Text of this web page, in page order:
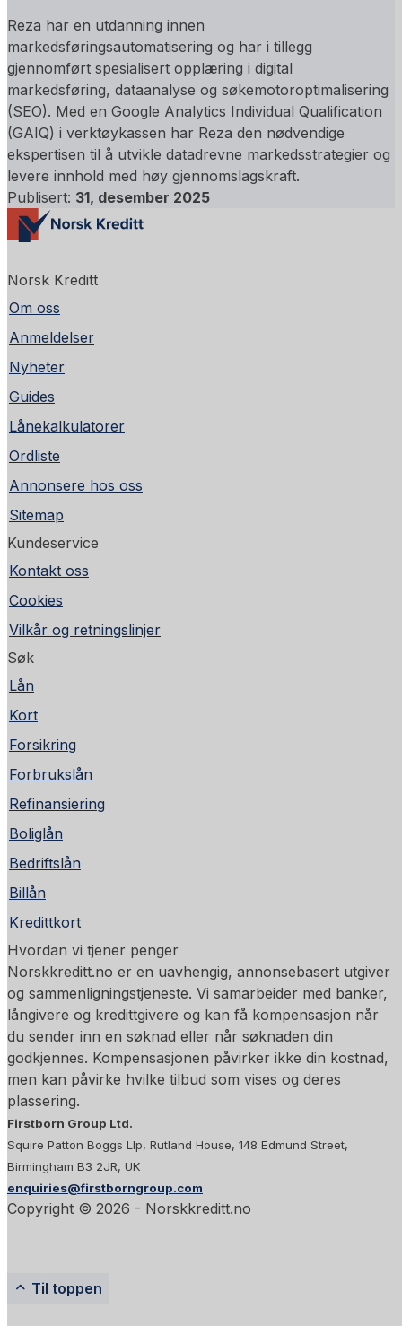
Reza har en utdanning innen
markedsføringsautomatisering og har i tillegg
gjennomført spesialisert opplæring i digital
markedsføring, dataanalyse og søkemotoroptimalisering
(SEO). Med en Google Analytics Individual Qualification
(GAIQ) i verktøykassen har Reza den nødvendige
ekspertisen til å utvikle datadrevne markedsstrategier og
levere innhold med høy gjennomslagskraft.
Publisert: 31, desember 2025
Norsk Kreditt
Om oss
Anmeldelser
Nyheter
Guides
Lånekalkulatorer
Ordliste
Annonsere hos oss
Sitemap
Kundeservice
Kontakt oss
Cookies
Vilkår og retningslinjer
Søk
Lån
Kort
Forsikring
Forbrukslån
Refinansiering
Boliglån
Bedriftslån
Billån
Kredittkort
Hvordan vi tjener penger
Norskkreditt.no er en uavhengig, annonsebasert utgiver
og sammenligningstjeneste. Vi samarbeider med banker,
långivere og kredittgivere og kan få kompensasjon når
du sender inn en søknad eller når søknaden din
godkjennes. Kompensasjonen påvirker ikke din kostnad,
men kan påvirke hvilke tilbud som vises og deres
plassering.
Firstborn Group Ltd.
Squire Patton Boggs Llp, Rutland House, 148 Edmund Street,
Birmingham B3 2JR, UK
enquiries@firstborngroup.com
Copyright © 2026 - Norskkreditt.no
Til toppen